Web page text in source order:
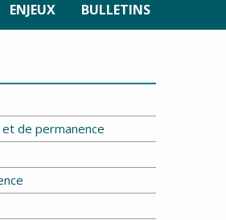
ENJEUX BULLETINS
de permanence